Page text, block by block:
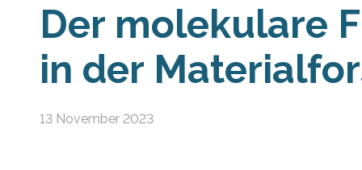
Der molekulare
in der
13 November 2023